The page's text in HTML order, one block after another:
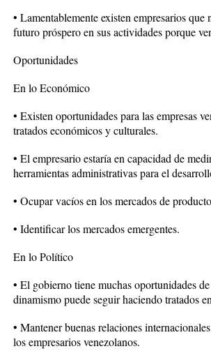
• Lamentablemente existen empresarios
futuro próspero en sus actividades porque
Oportunidades
En lo Económico
• Existen oportunidades para las empresas
tratados económicos y culturales.
• El empresario estaría en capacidad de
herramientas administrativas para el
• Ocupar vacíos en los mercados de
• Identificar los mercados emergentes.
En lo Político
• El gobierno tiene muchas oportunidades
dinamismo puede seguir haciendo tratados
• Mantener buenas relaciones
los empresarios venezolanos.